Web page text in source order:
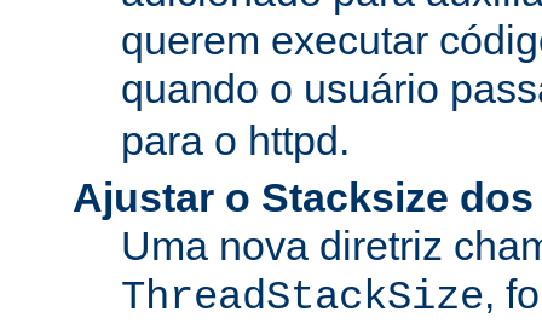
querem executar
quando o usuário
para o httpd.
Ajustar o Stacksize
Uma nova diretriz
ThreadStackSize,